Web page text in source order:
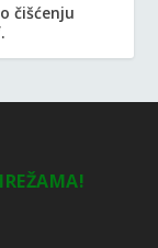
čišćenju